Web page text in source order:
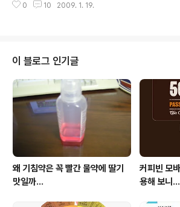
당첨이 되어... 은파리님 사모님께서 직접 만드신 아래와 같
달해 줄 수 있는... 직접 만나보지 않더라도 그들의 친절함
과 숨결이 배어나오는 것을 느낄 수 있는... 블로그....하면서
스트레스 받지 말자....^_^ 은파리님 다시 한 번 감사드립
다... 멋진 편지에 눈물이...ㅜ.ㅜ
0 10 2009. 1. 19.
이 블로그 인기글
왜 기침약은 꼭 빨간 물약에 딸기
맛일까...
커피빈 모
용해 보니...